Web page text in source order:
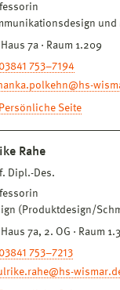
und
Haus 7a · Raum 1.209
03841 753–7194
Persönliche Seite
Rahe
Dipl.-Des.
(Produktdesign/
Haus 7a, 2. OG · Raum
03841 753–7213